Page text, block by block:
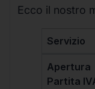
Ecco il nostro
Servizio
Apertura
Partita